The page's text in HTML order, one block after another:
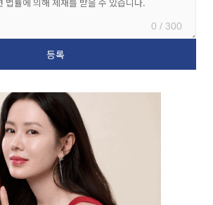
0 / 300